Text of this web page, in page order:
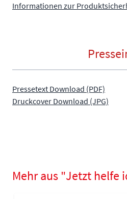
Informationen zur
Pressetext Download (PDF)
Druckcover Download (JPG)
Mehr aus "Jetzt helfe